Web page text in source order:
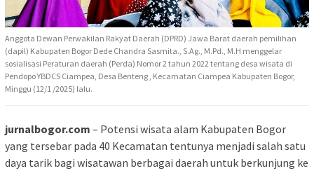
Anggota Dewan Perwakilan Rakyat Daerah (DPRD) Jawa Barat daerah pemilihan
(dapil) Kabupaten Bogor Dede Chandra Sasmita., S.Ag., M.Pd., M.H menggelar
sosialisasi Peraturan daerah (Perda) Nomor 2 tahun 2022 tentang desa wisata di
Pendopo YBDCS Ciampea, Desa Benteng , Kecamatan Ciampea Kabupaten Bogor,
Minggu (12/1 /2025) lalu.
jurnalbogor.com – Potensi wisata alam Kabupaten Bogor
yang tersebar pada 40 Kecamatan tentunya menjadi salah satu
daya tarik bagi wisatawan berbagai daerah untuk berkunjung ke